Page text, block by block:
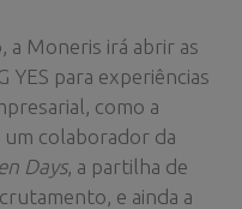
a Moneris irá abrir as
YES para experiências
como a
um colaborador da
Days, a partilha de
e ainda a